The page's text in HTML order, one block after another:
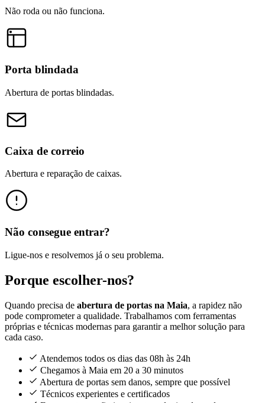
Não roda ou não funciona.
Porta blindada
Abertura de portas blindadas.
Caixa de correio
Abertura e reparação de caixas.
Não consegue entrar?
Ligue-nos e resolvemos já o seu problema.
Porque escolher-nos?
Quando precisa de abertura de portas na Maia, a rapidez não
pode comprometer a qualidade. Trabalhamos com ferramentas
próprias e técnicas modernas para garantir a melhor solução para
cada caso.
Atendemos todos os dias das 08h às 24h
Chegamos à Maia em 20 a 30 minutos
Abertura de portas sem danos, sempre que possível
Técnicos experientes e certificados